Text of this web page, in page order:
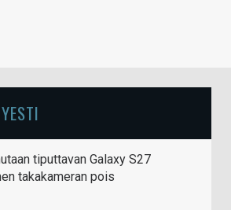
tiputtavan Galaxy S27
takakameran pois